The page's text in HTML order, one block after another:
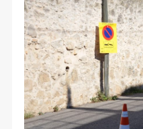
Rugby Riviera Fauteuil
On parle de nous
Partenaires & remerciements
Partenaires